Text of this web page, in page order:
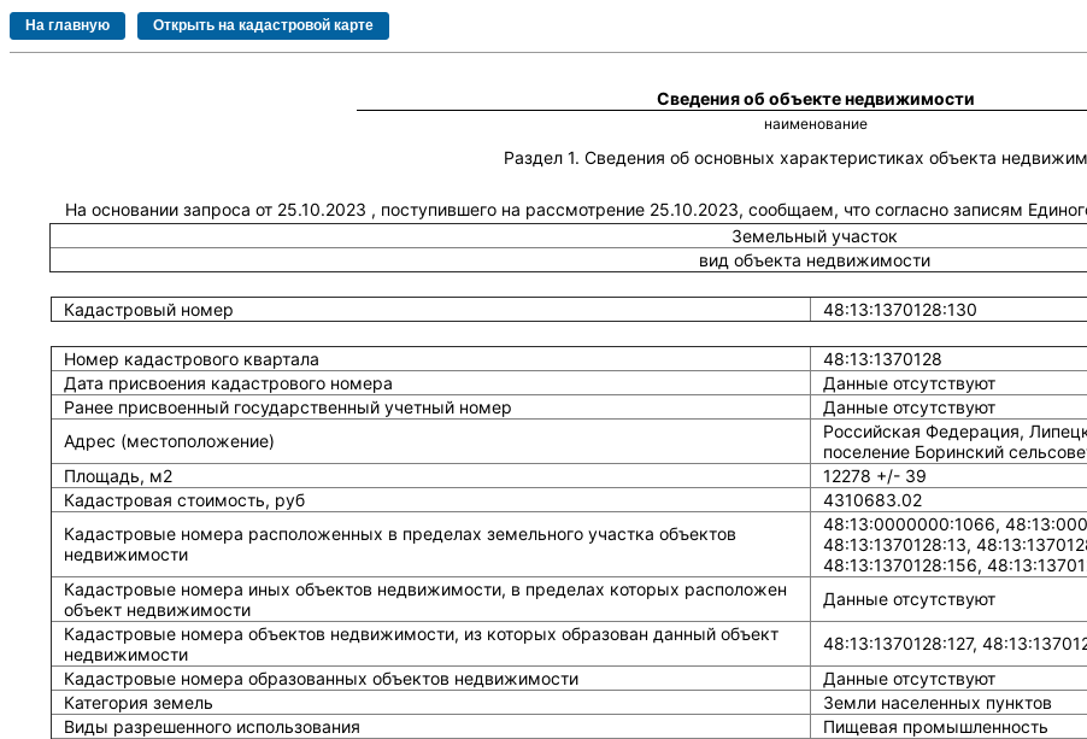
Сведения об объекте недвижимости
наименование
Раздел 1. Сведения об основных характеристиках объекта
На основании запроса от 25.10.2023 , поступившего на рассмотрение 25.10.2023, сообщаем, что согласно записям
Земельный участок
вид объекта недвижимости
Кадастровый номер 48:13:1370128:130
Номер кадастрового квартала
48:13:1370128
Дата присвоения кадастрового номера
Данные отсутствуют
Ранее присвоенный государственный учетный номер
Данные отсутствуют
Адрес (местоположение)
Российская Федерация,
поселение Боринский
Площадь, м2
12278 +/- 39
Кадастровая стоимость, руб
4310683.02
Кадастровые номера расположенных в пределах земельного участка объектов
недвижимости
48:13:0000000:1066,
48:13:1370128:13,
48:13:1370128:156,
Кадастровые номера иных объектов недвижимости, в пределах которых расположен
объект недвижимости
Данные отсутствуют
Кадастровые номера объектов недвижимости, из которых образован данный объект
недвижимости
48:13:1370128:127,
Кадастровые номера образованных объектов недвижимости
Данные отсутствуют
Категория земель
Земли населенных пунктов
Виды разрешенного использования
Пищевая промышленность